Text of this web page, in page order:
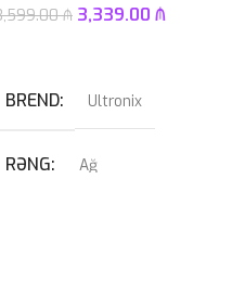
₼ 3,339.00 ₼
BREND Ultronix
RƏNG Ağ